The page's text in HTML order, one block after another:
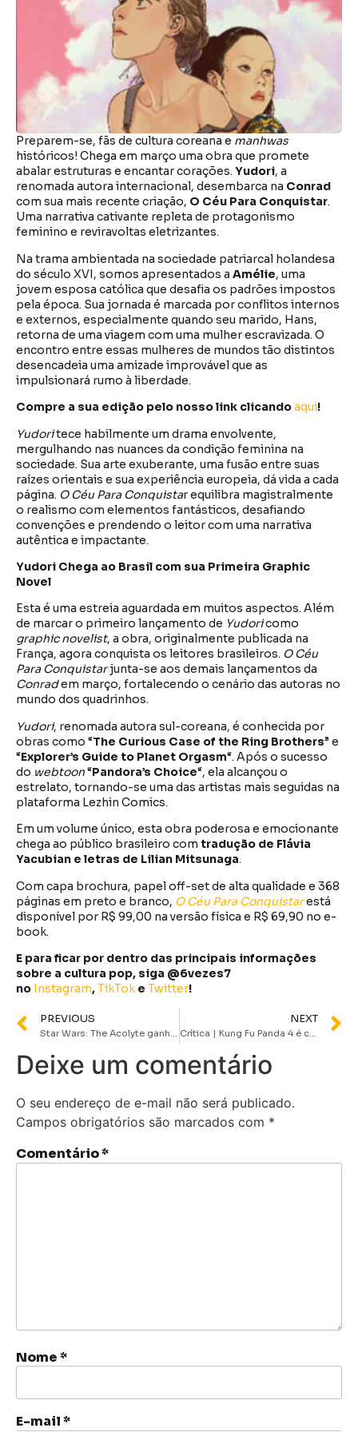
Preparem-se, fãs de cultura coreana e manhwas
históricos! Chega em março uma obra que promete
abalar estruturas e encantar corações. Yudori, a
renomada autora internacional, desembarca na Conrad
com sua mais recente criação, O Céu Para Conquistar.
Uma narrativa cativante repleta de protagonismo
feminino e reviravoltas eletrizantes.
Na trama ambientada na sociedade patriarcal holandesa
do século XVI, somos apresentados a Amélie, uma
jovem esposa católica que desafia os padrões impostos
pela época. Sua jornada é marcada por conflitos internos
e externos, especialmente quando seu marido, Hans,
retorna de uma viagem com uma mulher escravizada. O
encontro entre essas mulheres de mundos tão distintos
desencadeia uma amizade improvável que as
impulsionará rumo à liberdade.
Compre a sua edição pelo nosso link clicandoaqui!
Yudoritece habilmente um drama envolvente,
mergulhando nas nuances da condição feminina na
sociedade. Sua arte exuberante, uma fusão entre suas
raízes orientais e sua experiência europeia, dá vida a cada
página. O Céu Para Conquistar equilibra magistralmente
o realismo com elementos fantásticos, desafiando
convenções e prendendo o leitor com uma narrativa
autêntica e impactante.
Yudori Chega ao Brasil com sua Primeira Graphic
Novel
Esta é uma estreia aguardada em muitos aspectos. Além
de marcar o primeiro lançamento de Yudoricomo
graphic novelist, a obra, originalmente publicada na
França, agora conquista os leitores brasileiros. O Céu
Para Conquistarjunta-se aos demais lançamentos da
Conradem março, fortalecendo o cenário das autoras no
mundo dos quadrinhos.
Yudori, renomada autora sul-coreana, é conhecida por
obras como “The Curious Case of the Ring Brothers” e
“Explorer’s Guide to Planet Orgasm“. Após o sucesso
do webtoon“Pandora’s Choice“, ela alcançou o
estrelato, tornando-se uma das artistas mais seguidas na
plataforma Lezhin Comics.
Em um volume único, esta obra poderosa e emocionante
chega ao público brasileiro com tradução de Flávia
Yacubian e letras de Lilian Mitsunaga.
Com capa brochura, papel off-set de alta qualidade e 368
páginas em preto e branco, O Céu Para Conquistarestá
disponível por R$ 99,00 na versão física e R$ 69,90 no e-
book.
E para ficar por dentro das principais informações
sobre a cultura pop, siga @6vezes7
no Instagram,TikToke Twitter!
PREVIOUS
Star Wars: The Acolyte ganha primeiro trailer deslumbrante
NEXT
Crítica | Kung Fu Panda 4 é continuação sem carisma ou propósito
Deixe um comentário
O seu endereço de e-mail não será publicado.
Campos obrigatórios são marcados com *
Comentário*
Nome*
E-mail*